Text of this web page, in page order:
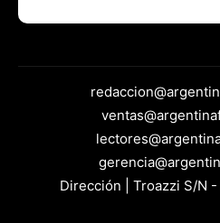
Dirección | Troazzi S/N